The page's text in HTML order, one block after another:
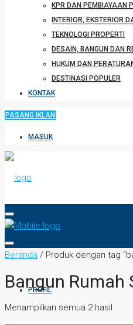
KPR DAN PEMBIAYAAN
INTERIOR, EKSTERIOR
TEKNOLOGI PROPERTI
DESAIN, BANGUN DAN
HUKUM DAN
DESTINASI POPULER
KONTAK
PASANG IKLAN
MASUK
PROFIL
Beranda / Produk dengan tag
Bangun Rumah
Menampilkan semua 2 hasil